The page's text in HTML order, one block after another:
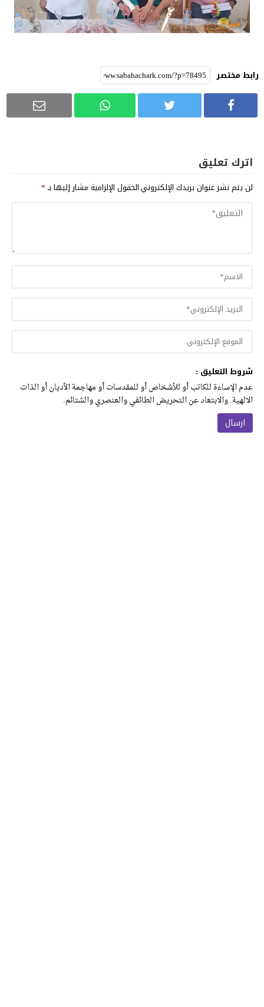
رابط مختصر
اترك تعليق
لن يتم نشر عنوان بريدك الإلكتروني.الحقول الإلزامية مشار إليها بـ*
شروط التعليق :
عدم الإساءة للكاتب أو للأشخاص أو للمقدسات أو مهاجمة الأديان أو الذات
الالهية. والابتعاد عن التحريض الطائفي والعنصري والشتائم.